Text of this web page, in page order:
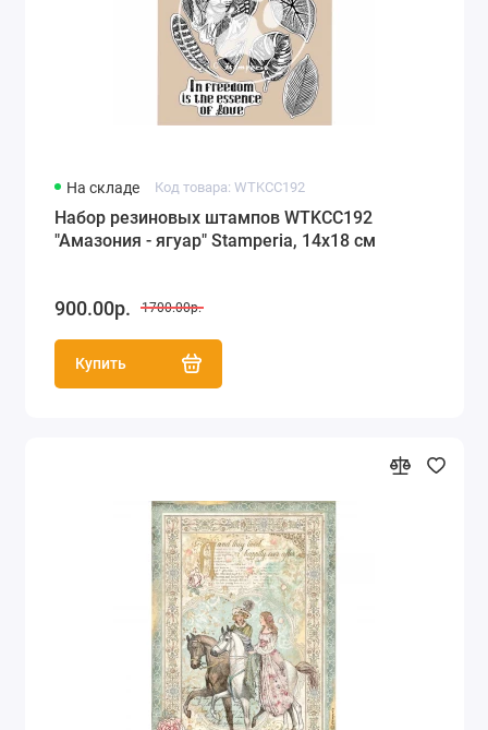
На складе Код товара: WTKCC192
Набор резиновых штампов WTKCC192
"Амазония - ягуар" Stamperia, 14х18 см
900.00р. 1700.00р.
Купить